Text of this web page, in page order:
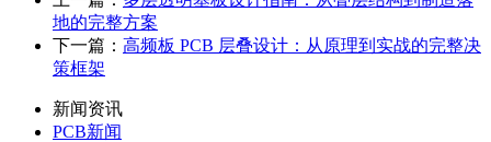
地的完整方案
下一篇： 高频板 PCB 层叠设计：从原理到实战的完整决
策框架
新闻资讯
PCB新闻